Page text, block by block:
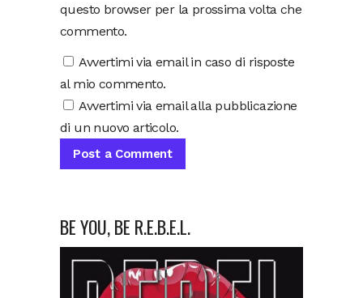
questo browser per la prossima volta che
commento.
Avvertimi via email in caso di risposte
al mio commento.
Avvertimi via email alla pubblicazione
di un nuovo articolo.
BE YOU, BE R.E.B.E.L.